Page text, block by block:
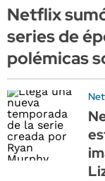
Netflix
series de
polémicas